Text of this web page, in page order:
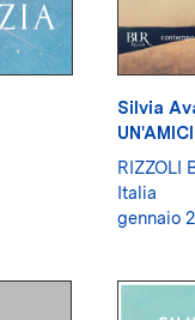
Silvia
RIZZOLI
Italia
gennaio